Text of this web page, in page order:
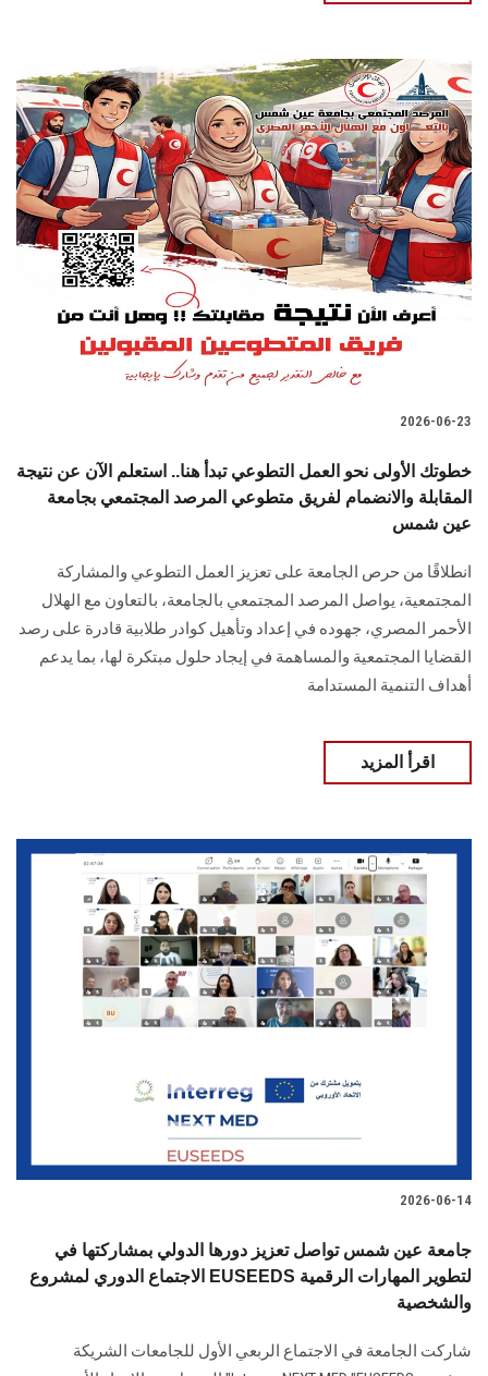
2026-06-23
خطوتك الأولى نحو العمل التطوعي تبدأ هنا.. استعلم الآن عن نتيجة
المقابلة والانضمام لفريق متطوعي المرصد المجتمعي بجامعة
عين شمس
انطلاقًا من حرص الجامعة على تعزيز العمل التطوعي والمشاركة
المجتمعية، يواصل المرصد المجتمعي بالجامعة، بالتعاون مع الهلال
الأحمر المصري، جهوده في إعداد وتأهيل كوادر طلابية قادرة على رصد
القضايا المجتمعية والمساهمة في إيجاد حلول مبتكرة لها، بما يدعم
أهداف التنمية المستدامة
اقرأ المزيد
2026-06-14
جامعة عين شمس تواصل تعزيز دورها الدولي بمشاركتها في
الاجتماع الدوري لمشروع EUSEEDS لتطوير المهارات الرقمية
والشخصية
شاركت الجامعة في الاجتماع الربعي الأول للجامعات الشريكة